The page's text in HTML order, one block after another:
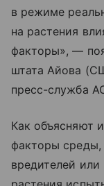
в режиме
на растения
факторы», —
штата Айова
пресс-служба
Как объясняют
факторы среды,
вредителей или